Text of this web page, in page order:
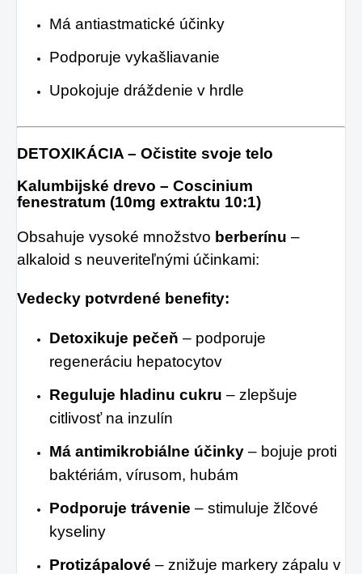
Má antiastmatické účinky
Podporuje vykašliavanie
Upokojuje dráždenie v hrdle
DETOXIKÁCIA – Očistite svoje telo
Kalumbijské drevo – Coscinium
fenestratum (10mg extraktu 10:1)
Obsahuje vysoké množstvo berberínu –
alkaloid s neuveriteľnými účinkami:
Vedecky potvrdené benefity:
Detoxikuje pečeň – podporuje
regeneráciu hepatocytov
Reguluje hladinu cukru – zlepšuje
citlivosť na inzulín
Má antimikrobiálne účinky – bojuje proti
baktériám, vírusom, hubám
Podporuje trávenie – stimuluje žlčové
kyseliny
Protizápalové – znižuje markery zápalu v